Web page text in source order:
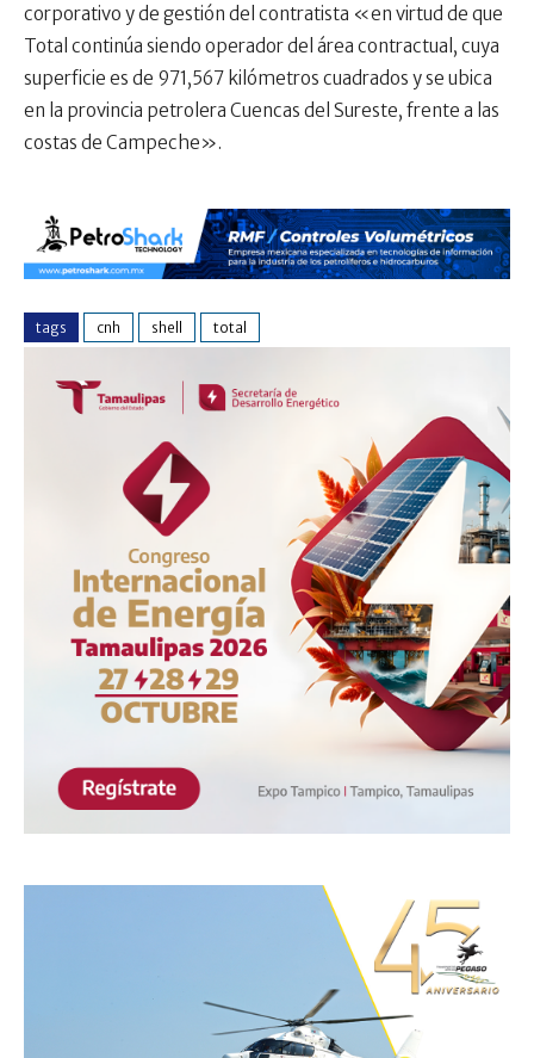
corporativo y de gestión del contratista «en virtud de que
Total continúa siendo operador del área contractual, cuya
superficie es de 971,567 kilómetros cuadrados y se ubica
en la provincia petrolera Cuencas del Sureste, frente a las
costas de Campeche».
tags cnh shell total